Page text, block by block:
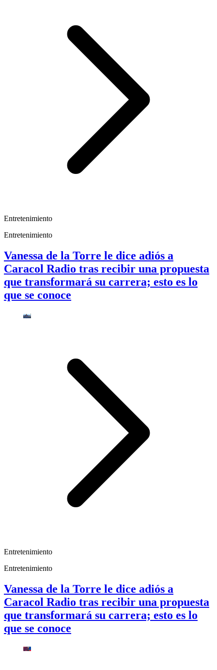
Entretenimiento
Entretenimiento
Vanessa de la Torre le dice adiós a
Caracol Radio tras recibir una propuesta
que transformará su carrera; esto es lo
que se conoce
Entretenimiento
Entretenimiento
Vanessa de la Torre le dice adiós a
Caracol Radio tras recibir una propuesta
que transformará su carrera; esto es lo
que se conoce